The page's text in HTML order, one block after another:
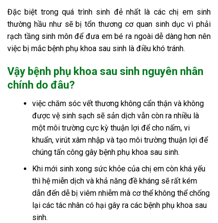
Đặc biệt trong quá trình sinh đẻ nhất là các chị em sinh
thường hầu như sẽ bị tổn thương cơ quan sinh dục vì phải
rạch tầng sinh môn để đưa em bé ra ngoài dễ dàng hơn nên
việc bị mắc bệnh phụ khoa sau sinh là điều khó tránh.
Vậy bệnh phụ khoa sau sinh nguyên nhân
chính do đâu?
việc chăm sóc vết thương không cẩn thận và không
được vệ sinh sạch sẽ sản dịch vẫn còn ra nhiều là
một môi trường cực kỳ thuận lợi để cho nấm, vi
khuẩn, virút xâm nhập và tạo môi trường thuận lợi để
chúng tấn công gây bệnh phụ khoa sau sinh.
Khi mới sinh xong sức khỏe của chị em còn khá yếu
thì hệ miễn dịch và khả năng đề kháng sẽ rất kém
dẫn đến dễ bị viêm nhiễm mà cơ thể không thể chống
lại các tác nhân có hại gây ra các bệnh phụ khoa sau
sinh.